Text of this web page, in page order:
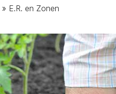
» E.R. en Zonen